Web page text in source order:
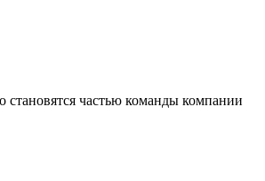
становятся частью команды компании